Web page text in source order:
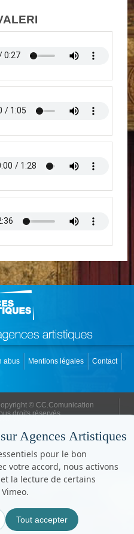
abus Mentions légales
Contact
© CC.Comunication
droits réservés
Agences Artistiques
pour le bon
votre accord, nous activons
la lecture de certains
Tout accepter